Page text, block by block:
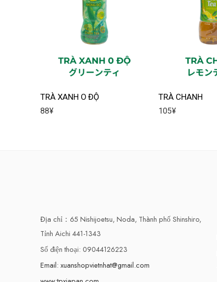
TRÀ XANH O ĐỘ
88¥
TRÀ CHANH
105¥
Địa chỉ：65 Nishijoetsu, Noda, Thành phố Shinshiro,
Tỉnh Aichi 441-1343
Số điện thoại: 09044126223
Email: xuanshopvietnhat@gmail.com